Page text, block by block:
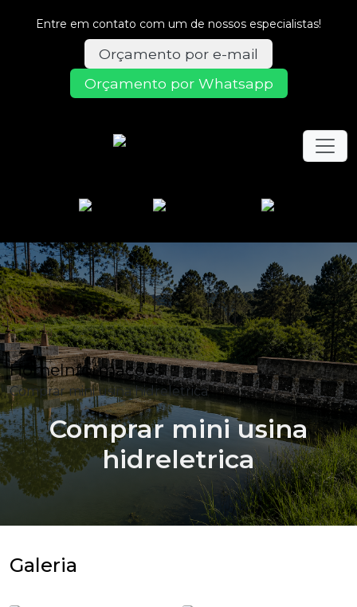
Entre em contato com um de nossos especialistas!
Orçamento por e-mail
Orçamento por Whatsapp
HomeInformações
Comprar mini usina hidreletrica
Comprar mini usina
hidreletrica
Galeria